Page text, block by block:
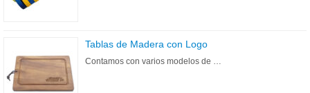
Tablas de Madera con Logo
Contamos con varios modelos de …